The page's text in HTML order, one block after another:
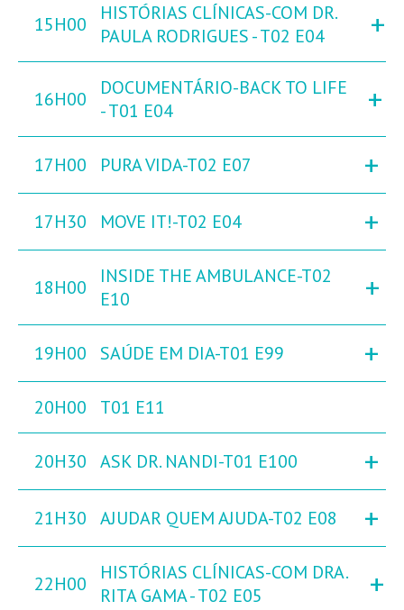
15H00
HISTÓRIAS CLÍNICAS-COM DR.
PAULA RODRIGUES - T02 E04
+
16H00
DOCUMENTÁRIO-BACK TO LIFE
- T01 E04
+
17H00 PURA VIDA-T02 E07 +
17H30 MOVE IT!-T02 E04 +
18H00
INSIDE THE AMBULANCE-T02
E10
+
19H00 SAÚDE EM DIA-T01 E99 +
20H00 T01 E11
20H30 ASK DR. NANDI-T01 E100 +
21H30 AJUDAR QUEM AJUDA-T02 E08 +
22H00
HISTÓRIAS CLÍNICAS-COM DRA.
RITA GAMA - T02 E05
+